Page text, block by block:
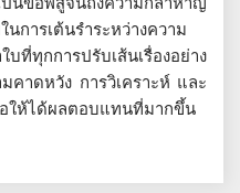
การเต้นรำระหว่างความ
ทุกการปรับเส้นเรื่องอย่าง
คาดหวัง การวิเคราะห์ และ
อให้ได้ผลตอบแทนที่มากขึ้น